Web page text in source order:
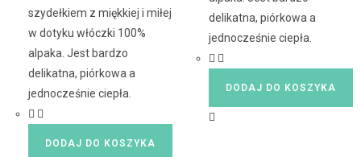
szydełkiem z miękkiej i miłej
w dotyku włóczki 100%
alpaka. Jest bardzo
delikatna, piórkowa a
jednocześnie ciepła.
DODAJ DO KOSZYKA
delikatna, piórkowa a
jednocześnie ciepła.
DODAJ DO KOSZYKA